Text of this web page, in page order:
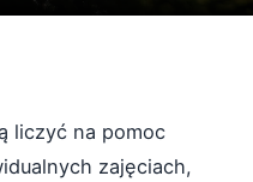
liczyć na pomoc
zajęciach,